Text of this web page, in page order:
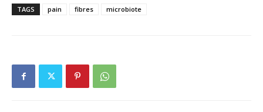
TAGS pain fibres microbiote